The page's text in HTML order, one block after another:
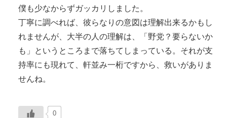
僕も少なからずガッカリしました。
丁寧に調べれば、彼らなりの意図は理解出来るかもし
れませんが、大半の人の理解は、「野党？要らないか
も」というところまで落ちてしまっている。それが支
持率にも現れて、軒並み一桁ですから、救いがありま
せんね。
0